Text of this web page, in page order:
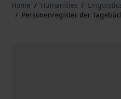
Home / Humanities /
/ Personenregister der